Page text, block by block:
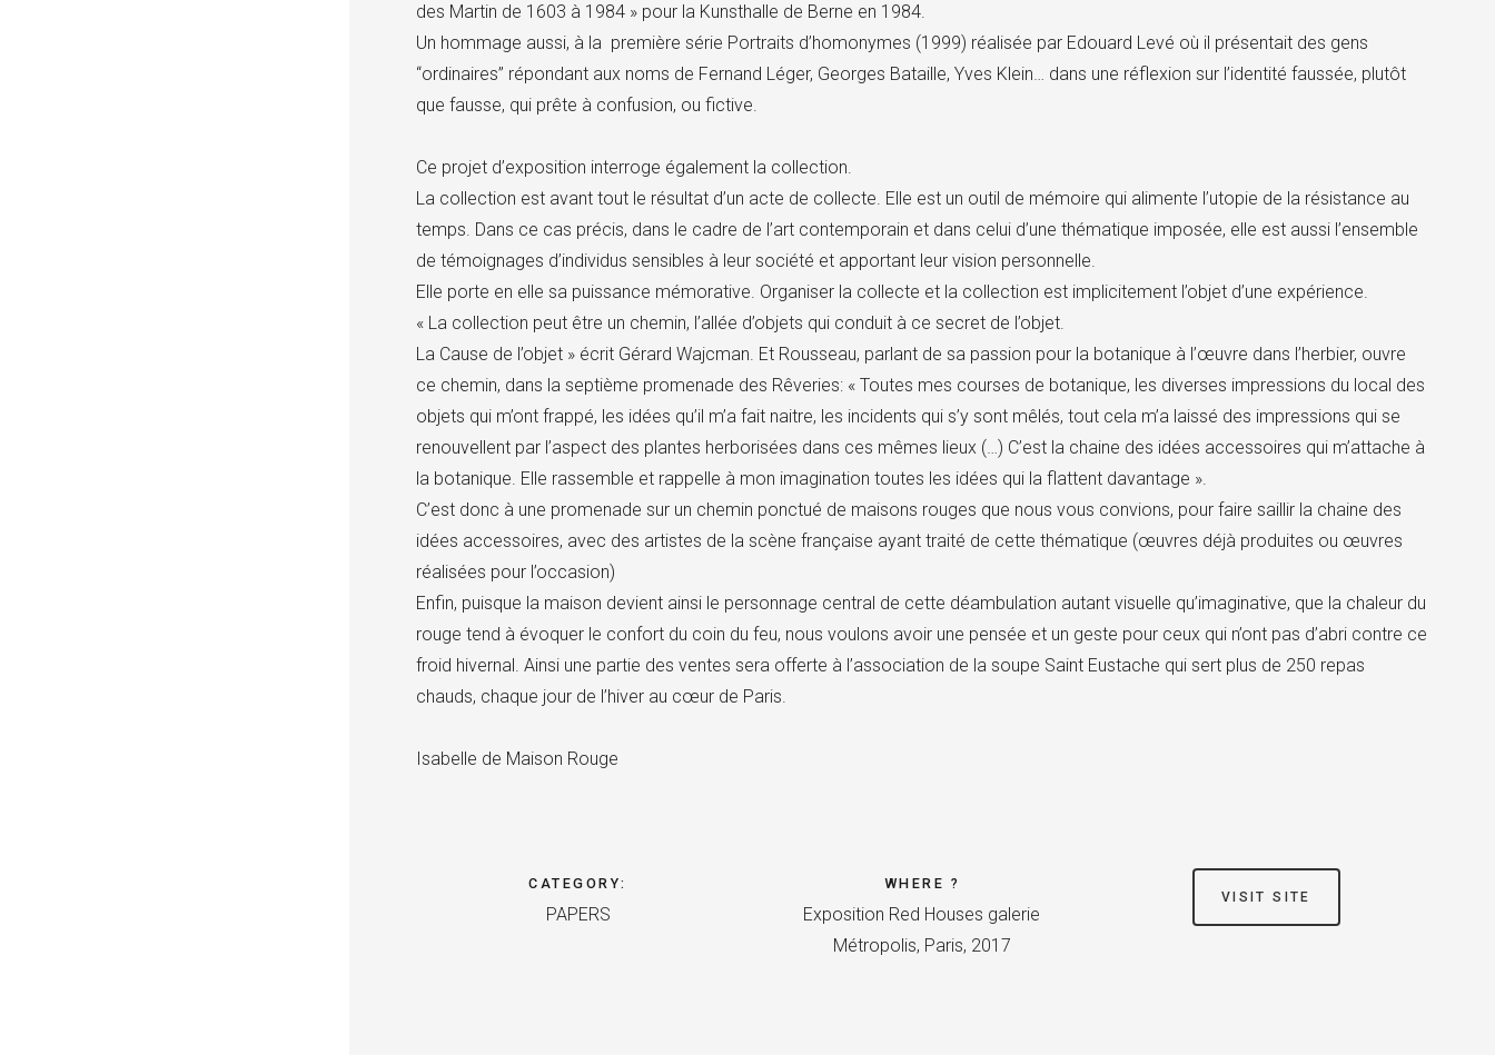
des Martin de 1603 à 1984 » pour la Kunsthalle de Berne en 1984.
Un hommage aussi, à la première série Portraits d’homonymes (1999) réalisée par Edouard Levé où il présentait des gens
“ordinaires” répondant aux noms de Fernand Léger, Georges Bataille, Yves Klein… dans une réflexion sur l’identité faussée, plutôt
que fausse, qui prête à confusion, ou fictive.
Ce projet d’exposition interroge également la collection.
La collection est avant tout le résultat d’un acte de collecte. Elle est un outil de mémoire qui alimente l’utopie de la résistance au
temps. Dans ce cas précis, dans le cadre de l’art contemporain et dans celui d’une thématique imposée, elle est aussi l’ensemble
de témoignages d’individus sensibles à leur société et apportant leur vision personnelle.
Elle porte en elle sa puissance mémorative. Organiser la collecte et la collection est implicitement l’objet d’une expérience.
« La collection peut être un chemin, l’allée d’objets qui conduit à ce secret de l’objet.
La Cause de l’objet » écrit Gérard Wajcman. Et Rousseau, parlant de sa passion pour la botanique à l’œuvre dans l’herbier, ouvre
ce chemin, dans la septième promenade des Rêveries: « Toutes mes courses de botanique, les diverses impressions du local des
objets qui m’ont frappé, les idées qu’il m’a fait naitre, les incidents qui s’y sont mêlés, tout cela m’a laissé des impressions qui se
renouvellent par l’aspect des plantes herborisées dans ces mêmes lieux (…) C’est la chaine des idées accessoires qui m’attache à
la botanique. Elle rassemble et rappelle à mon imagination toutes les idées qui la flattent davantage ».
C’est donc à une promenade sur un chemin ponctué de maisons rouges que nous vous convions, pour faire saillir la chaine des
idées accessoires, avec des artistes de la scène française ayant traité de cette thématique (œuvres déjà produites ou œuvres
réalisées pour l’occasion)
Enfin, puisque la maison devient ainsi le personnage central de cette déambulation autant visuelle qu’imaginative, que la chaleur du
rouge tend à évoquer le confort du coin du feu, nous voulons avoir une pensée et un geste pour ceux qui n’ont pas d’abri contre ce
froid hivernal. Ainsi une partie des ventes sera offerte à l’association de la soupe Saint Eustache qui sert plus de 250 repas
chauds, chaque jour de l’hiver au cœur de Paris.
Isabelle de Maison Rouge
CATEGORY:
PAPERS
WHERE ?
Exposition Red Houses galerie
Métropolis, Paris, 2017
VISIT SITE